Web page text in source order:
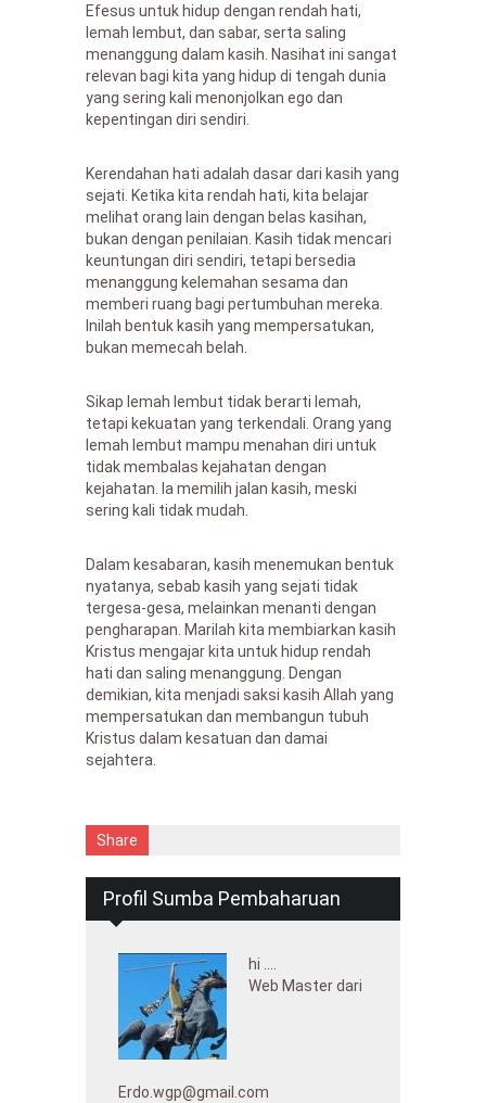
Efesus untuk hidup dengan rendah hati,
lemah lembut, dan sabar, serta saling
menanggung dalam kasih. Nasihat ini sangat
relevan bagi kita yang hidup di tengah dunia
yang sering kali menonjolkan ego dan
kepentingan diri sendiri.
Kerendahan hati adalah dasar dari kasih yang
sejati. Ketika kita rendah hati, kita belajar
melihat orang lain dengan belas kasihan,
bukan dengan penilaian. Kasih tidak mencari
keuntungan diri sendiri, tetapi bersedia
menanggung kelemahan sesama dan
memberi ruang bagi pertumbuhan mereka.
Inilah bentuk kasih yang mempersatukan,
bukan memecah belah.
Sikap lemah lembut tidak berarti lemah,
tetapi kekuatan yang terkendali. Orang yang
lemah lembut mampu menahan diri untuk
tidak membalas kejahatan dengan
kejahatan. Ia memilih jalan kasih, meski
sering kali tidak mudah.
Dalam kesabaran, kasih menemukan bentuk
nyatanya, sebab kasih yang sejati tidak
tergesa-gesa, melainkan menanti dengan
pengharapan. Marilah kita membiarkan kasih
Kristus mengajar kita untuk hidup rendah
hati dan saling menanggung. Dengan
demikian, kita menjadi saksi kasih Allah yang
mempersatukan dan membangun tubuh
Kristus dalam kesatuan dan damai
sejahtera.
Share
Profil Sumba Pembaharuan
hi ....
Web Master dari
Erdo.wgp@gmail.com